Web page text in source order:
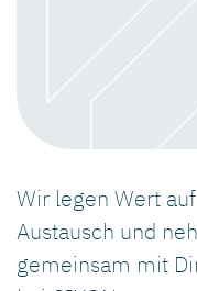
Wir legen Wert
Austausch und
gemeinsam mit